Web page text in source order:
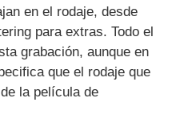
en el rodaje, desde
para extras. Todo el
grabación, aunque en
que el rodaje que
la película de